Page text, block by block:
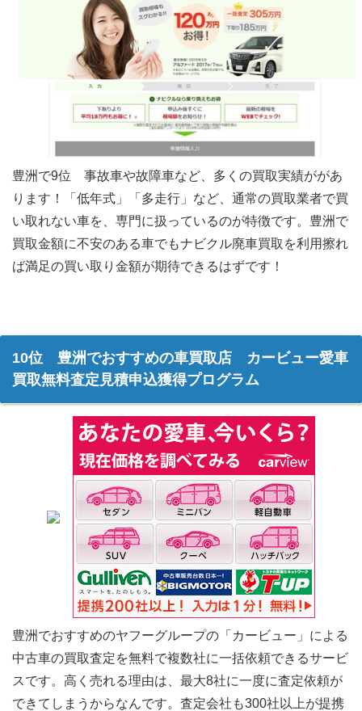
豊洲で9位 事故車や故障車など、多くの買取実績ががあ
ります！「低年式」「多走行」など、通常の買取業者で買
い取れない車を、専門に扱っているのが特徴です。豊洲で
買取金額に不安のある車でもナビクル廃車買取を利用擦れ
ば満足の買い取り金額が期待できるはずです！
10位 豊洲でおすすめの車買取店 カービュー愛車
買取無料査定見積申込獲得プログラム
豊洲でおすすめのヤフーグループの「カービュー」による
中古車の買取査定を無料で複数社に一括依頼できるサービ
スです。高く売れる理由は、最大8社に一度に査定依頼が
できてしまうからなんです。査定会社も300社以上が提携